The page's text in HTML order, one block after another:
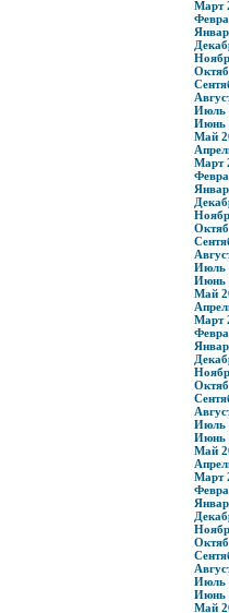
Март
Июль
Июнь
Май
Март
Июль
Июнь
Май
Март
Июль
Июнь
Май
Март
Июль
Июнь
Май